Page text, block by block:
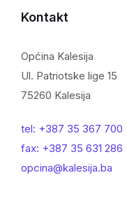
Kontakt
Općina Kalesija
Ul. Patriotske lige 15
75260 Kalesija
tel: +387 35 367 700
fax: +387 35 631 286
opcina@kalesija.ba